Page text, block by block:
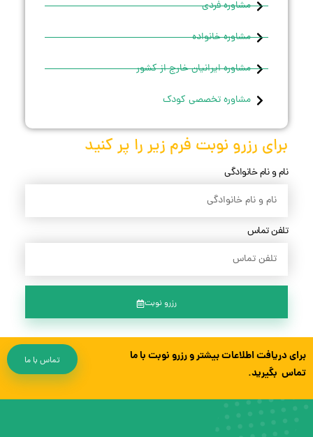
مشاوره فردی
مشاوره خانواده
مشاوره ایرانیان خارج از کشور
مشاوره تخصصی کودک
برای رزرو نوبت فرم زیر را پر کنید
نام و نام خانوادگی
تلفن تماس
رزرو نوبت
برای دریافت اطلاعات بیشتر و رزرو نوبت با ما
تماس بگیرید.
تماس با ما